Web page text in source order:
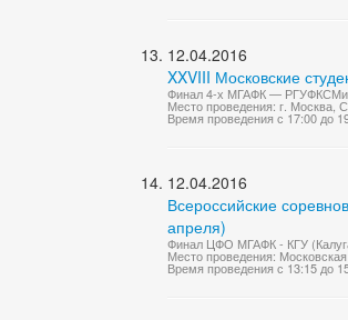
12.04.2016
XXVIII Московские
Финал 4-х МГАФК —
Место проведения: г. Москва,
Время проведения с 17:00 до
12.04.2016
Всероссийские
апреля)
Финал ЦФО МГАФК - КГУ
Место проведения:
Время проведения с 13:15 до